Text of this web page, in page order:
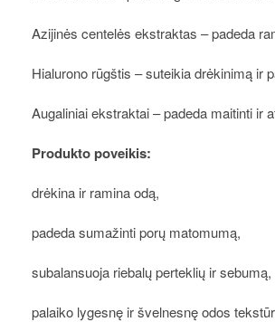
Azijinės centelės ekstraktas – padeda
Hialurono rūgštis – suteikia drėkinimą ir
Augaliniai ekstraktai – padeda maitinti ir
Produkto poveikis:
drėkina ir ramina odą,
padeda sumažinti porų matomumą,
subalansuoja riebalų perteklių ir sebumą,
palaiko lygesnę ir švelnesnę odos